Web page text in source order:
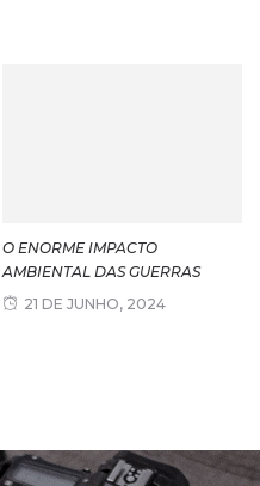
O ENORME IMPACTO
AMBIENTAL DAS GUERRAS
21 DE JUNHO, 2024